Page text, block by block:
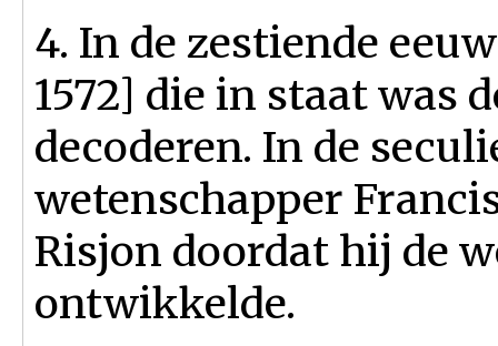
4. In de zestiende
1572] die in staat was
decoderen. In de
wetenschapper
Risjon doordat hij de
ontwikkelde.